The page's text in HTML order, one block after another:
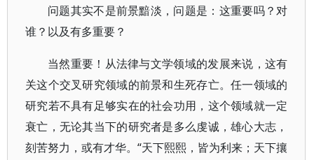
问题其实不是前景黯淡，问题是：这重要吗？对
谁？以及有多重要？
当然重要！从法律与文学领域的发展来说，这有
关这个交叉研究领域的前景和生死存亡。任一领域的
研究若不具有足够实在的社会功用，这个领域就一定
衰亡，无论其当下的研究者是多么虔诚，雄心大志，
刻苦努力，或有才华。“天下熙熙，皆为利来；天下攘